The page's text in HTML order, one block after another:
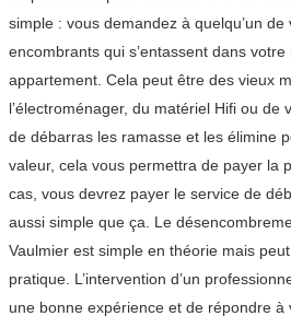
simple : vous demandez à quelqu’un
encombrants qui s’entassent dans
appartement. Cela peut être des vieux
l’électroménager, du matériel Hifi ou de
de débarras les ramasse et les élimine
valeur, cela vous permettra de payer la
cas, vous devrez payer le service de
aussi simple que ça. Le
Vaulmier est simple en théorie mais
pratique. L’intervention d’un
une bonne expérience et de répondre à